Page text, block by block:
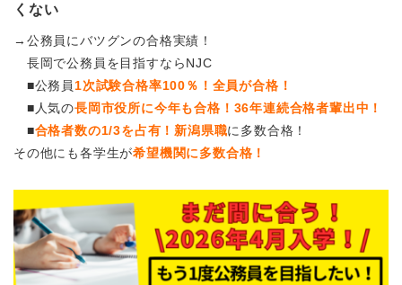
くない
→公務員にバツグンの合格実績！
長岡で公務員を目指すならNJC
■公務員1次試験合格率100％！全員が合格！
■人気の長岡市役所に今年も合格！36年連続合格者輩出中！
■合格者数の1/3を占有！新潟県職に多数合格！
その他にも各学生が希望機関に多数合格！